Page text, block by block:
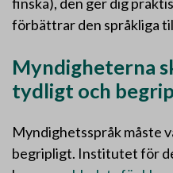
förbättrar den språkliga
Myndigheterna
tydligt och
Myndighetsspråk måste
begripligt. Institutet för